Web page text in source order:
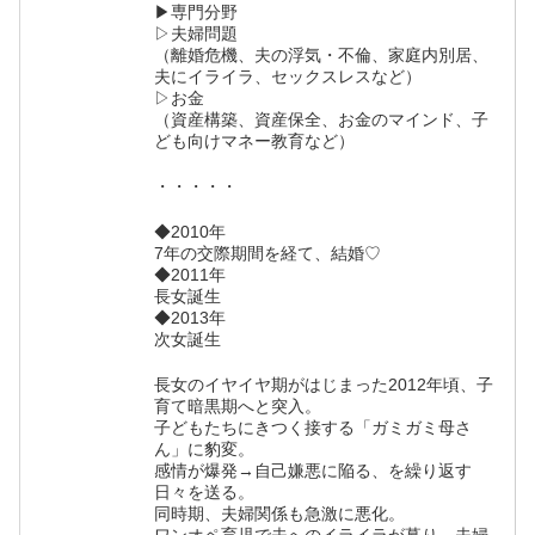
▶専門分野
▷夫婦問題
（離婚危機、夫の浮気・不倫、家庭内別居、
夫にイライラ、セックスレスなど）
▷お金
（資産構築、資産保全、お金のマインド、子
ども向けマネー教育など）
・・・・・
◆2010年
7年の交際期間を経て、結婚♡
◆2011年
長女誕生
◆2013年
次女誕生
長女のイヤイヤ期がはじまった2012年頃、子
育て暗黒期へと突入。
子どもたちにきつく接する「ガミガミ母さ
ん」に豹変。
感情が爆発→自己嫌悪に陥る、を繰り返す
日々を送る。
同時期、夫婦関係も急激に悪化。